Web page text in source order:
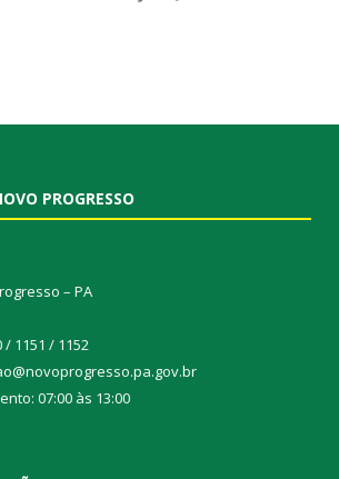
PROGRESSO
– PA
/ 1151 / 1152
07:00 às 13:00